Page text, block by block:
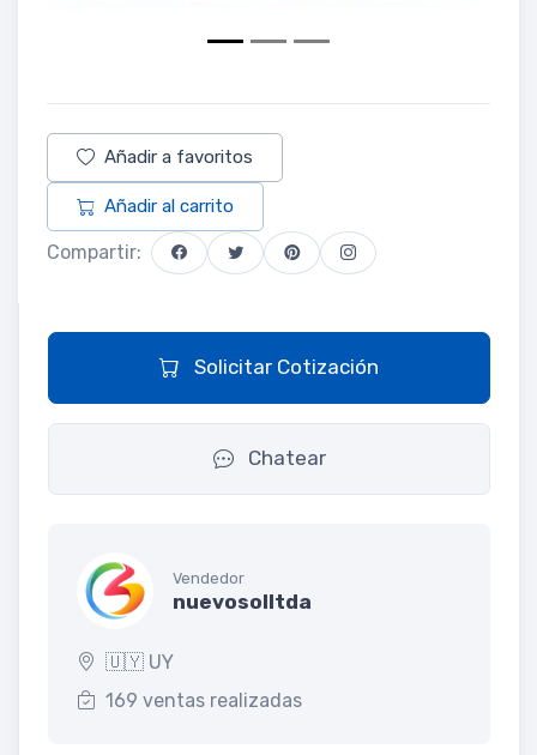
Añadir a favoritos
Añadir al carrito
Compartir:
Solicitar Cotización
Chatear
Vendedor
nuevosolltda
🇺🇾 UY
169 ventas realizadas